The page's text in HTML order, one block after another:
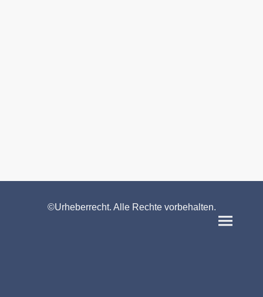
©Urheberrecht. Alle Rechte vorbehalten.